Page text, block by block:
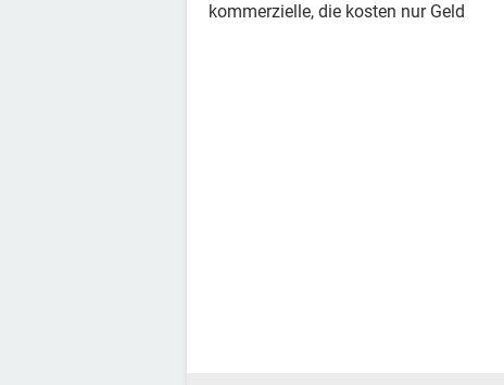
kommerzielle, die kosten nur Geld